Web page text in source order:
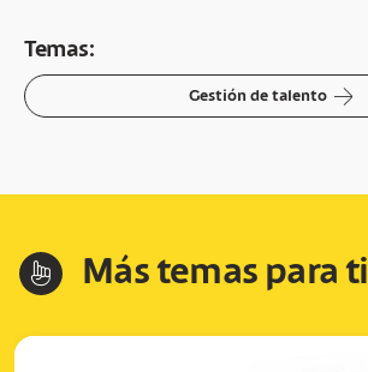
Temas:
Gestión de talento arrow-right
hand-index Más temas para ti